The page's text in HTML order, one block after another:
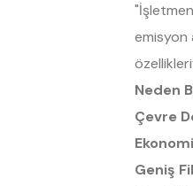
emisyon
Neden
Çevre
Geniş